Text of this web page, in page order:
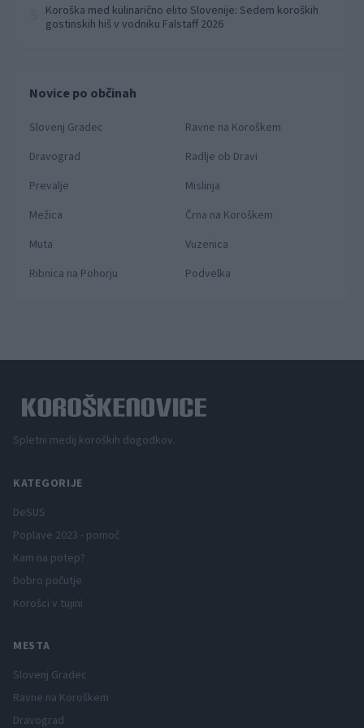
Koroška med kulinarično elito Slovenije: Sedem koroških
gostinskih hiš v vodniku Falstaff 2026
Novice po občinah
Slovenj Gradec
Ravne na Koroškem
Dravograd
Radlje ob Dravi
Prevalje
Mislinja
Mežica
Črna na Koroškem
Muta
Vuzenica
Ribnica na Pohorju
Podvelka
Spletni medij koroških dogodkov.
KATEGORIJE
DeSUS
Poplave 2023 - pomoč
Kam na potep?
Dobro počutje
Korošci v tujini
MESTA
Slovenj Gradec
Ravne na Koroškem
Dravograd